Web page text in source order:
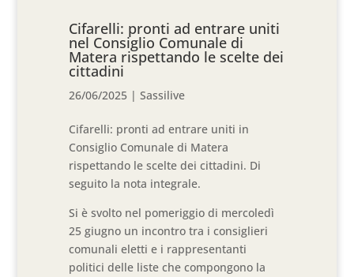
Cifarelli: pronti ad entrare uniti
nel Consiglio Comunale di
Matera rispettando le scelte dei
cittadini
26/06/2025 |Sassilive
Cifarelli: pronti ad entrare uniti in
Consiglio Comunale di Matera
rispettando le scelte dei cittadini. Di
seguito la nota integrale.
Si è svolto nel pomeriggio di mercoledì
25 giugno un incontro tra i consiglieri
comunali eletti e i rappresentanti
politici delle liste che compongono la